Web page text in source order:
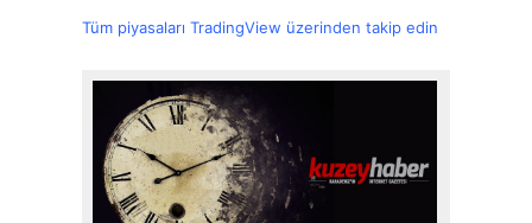
Tüm piyasaları TradingView üzerinden takip edin